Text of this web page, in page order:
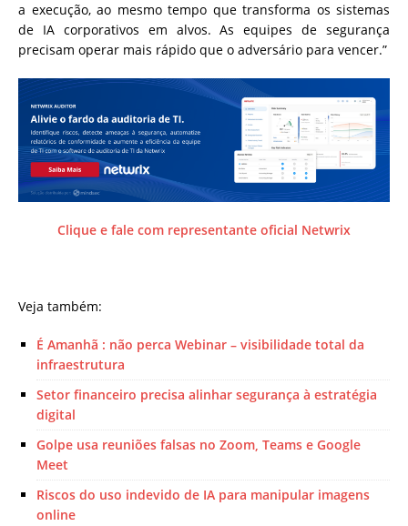
a execução, ao mesmo tempo que transforma os sistemas
de IA corporativos em alvos. As equipes de segurança
precisam operar mais rápido que o adversário para vencer.”
Clique e fale com representante oficial Netwrix
Veja também:
É Amanhã : não perca Webinar – visibilidade total da
infraestrutura
Setor financeiro precisa alinhar segurança à estratégia
digital
Golpe usa reuniões falsas no Zoom, Teams e Google
Meet
Riscos do uso indevido de IA para manipular imagens
online